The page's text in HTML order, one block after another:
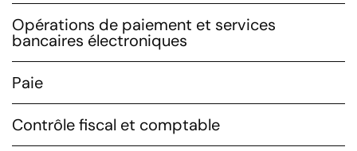
Opérations de paiement et services
bancaires électroniques
Paie
Contrôle fiscal et comptable